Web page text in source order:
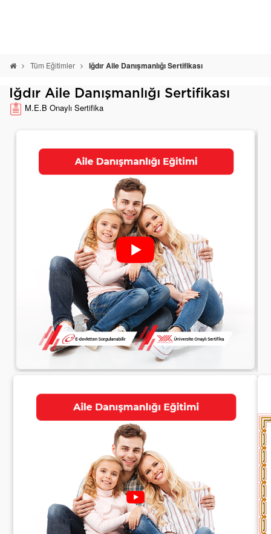
Tüm Eğitimler Iğdır Aile Danışmanlığı Sertifikası
Iğdır Aile Danışmanlığı Sertifikası
M.E.B Onaylı Sertifika